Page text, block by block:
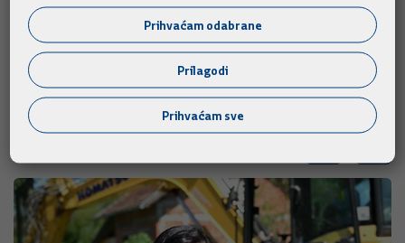
te Stevenom Rademakerom, pomoćnikom američke državne
tajnice za kontrolu naoružanja.
Prihvaćam odabrane
Prilagodi
Prihvaćam sve